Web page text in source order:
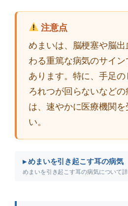
注意点
めまいは、脳梗塞や脳
わる重篤な病気のサイ
あります。特に、手足の
ろれつが回らないなど
は、速やかに医療機関
い。
▸ めまいを引き起こす耳の病気